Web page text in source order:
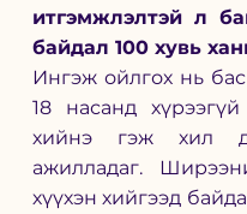
итгэмжлэлтэй л
байдал 100 хувь
Ингэж ойлгох нь
18 насанд
хийнэ гэж хил
ажилладаг.
хүүхэн хийгээд